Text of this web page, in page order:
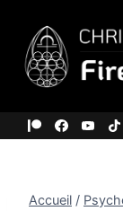
contenu
Accueil /